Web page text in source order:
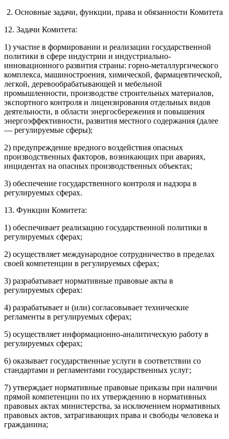
2. Основные задачи, функции, права и обязанности Комитета
12. Задачи Комитета:
1) участие в формировании и реализации государственной
политики в сфере индустрии и индустриально-
инновационного развития страны: горно-металлургического
комплекса, машиностроения, химической, фармацевтической,
легкой, деревообрабатывающей и мебельной
промышленности, производстве строительных материалов,
экспортного контроля и лицензирования отдельных видов
деятельности, в области энергосбережения и повышения
энергоэффективности, развития местного содержания (далее
— регулируемые сферы);
2) предупреждение вредного воздействия опасных
производственных факторов, возникающих при авариях,
инцидентах на опасных производственных объектах;
3) обеспечение государственного контроля и надзора в
регулируемых сферах.
13. Функции Комитета:
1) обеспечивает реализацию государственной политики в
регулируемых сферах;
2) осуществляет международное сотрудничество в пределах
своей компетенции в регулируемых сферах;
3) разрабатывает нормативные правовые акты в
регулируемых сферах:
4) разрабатывает и (или) согласовывает технические
регламенты в регулируемых сферах;
5) осуществляет информационно-аналитическую работу в
регулируемых сферах;
6) оказывает государственные услуги в соответствии со
стандартами и регламентами государственных услуг;
7) утверждает нормативные правовые приказы при наличии
прямой компетенции по их утверждению в нормативных
правовых актах министерства, за исключением нормативных
правовых актов, затрагивающих права и свободы человека и
гражданина;